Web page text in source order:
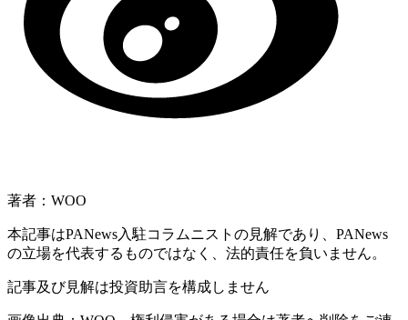
著者：WOO
本記事はPANews入駐コラムニストの見解であり、PANews
の立場を代表するものではなく、法的責任を負いません。
記事及び見解は投資助言を構成しません